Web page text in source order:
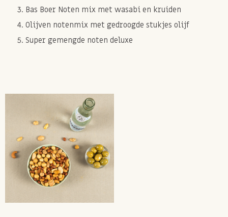
Bas Boer Noten mix met wasabi en kruiden
Olijven notenmix met gedroogde stukjes olijf
Super gemengde noten deluxe